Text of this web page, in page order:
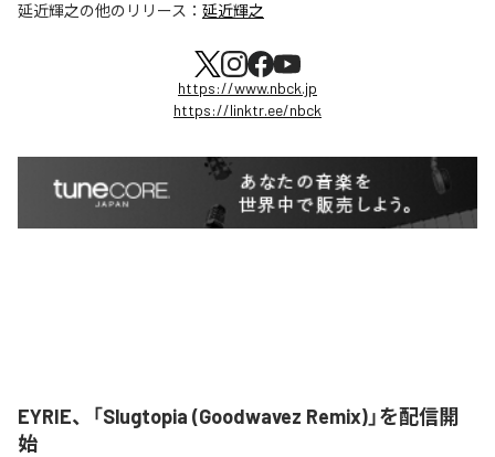
延近輝之の他のリリース： 延近輝之
https://www.nbck.jp
https://linktr.ee/nbck
EYRIE、「Slugtopia (Goodwavez Remix)」を配信開
始